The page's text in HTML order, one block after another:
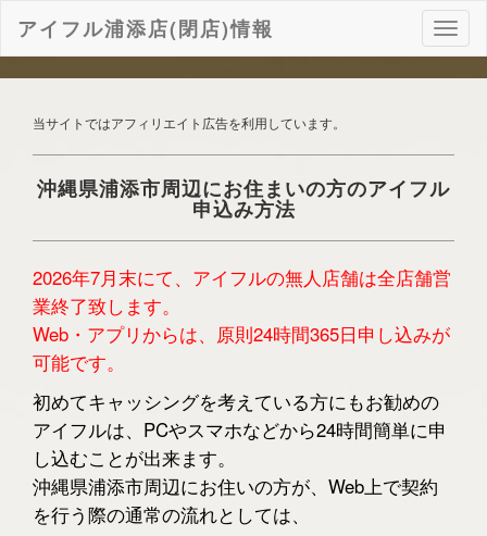
ナ
ビ
ゲ
ン
アイフル浦添店(閉店)情報
当サイトではアフィリエイト広告を利用しています。
沖縄県浦添市周辺にお住まいの方のアイフル
申込み方法
2026年7月末にて、アイフルの無人店舗は全店舗営
業終了致します。
Web・アプリからは、原則24時間365日申し込みが
可能です。
初めてキャッシングを考えている方にもお勧めの
アイフルは、PCやスマホなどから24時間簡単に申
し込むことが出来ます。
沖縄県浦添市周辺にお住いの方が、Web上で契約
を行う際の通常の流れとしては、